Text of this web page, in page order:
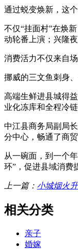
通过蜕变焕新，这
不仅“挂面村”在焕
动轮番上演；兴隆
消费活力不仅来自
挪威的三文鱼刺身
高端生鲜进县城得
业化冻库和全程冷
中江县商务局副局
分中心，畅通了商
从一碗面，到一个
环”，促进县域消费
上一篇： 小城烟火
相关分类
亲子
婚嫁